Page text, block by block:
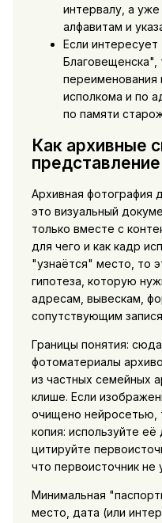
интервалу, а
алфавитам и
Если интересует
Благовещенска",
исполкома и по
по памяти
Как архивные
Архивная фотография
это визуальный
только вместе с
для чего и как кадр
"узнаётся" место, то
гипотеза, которую
адресам, вывескам,
сопутствующим
Границы понятия:
фотоматериалы
из частных семейных
клише. Если
очищено нейросетью,
копия: используйте
цитируйте
что первоисточник не
Минимальная
место, дата (или